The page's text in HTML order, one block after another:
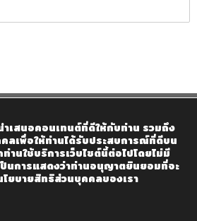
Builder Co., Ltd - Design by KTn
เสนอคอนเทนต์ที่ดีให้กับท่าน รวมถึง
ลเพื่อให้ท่านได้รับประสบการณ์ที่ดีบน
านใช้บริการเว็บไซต์นี้ต่อไปโดยไม่มี
นการแสดงว่าท่านอนุญาตยินยอมที่จะ
ยบายสิทธิส่วนบุคคลของเรา